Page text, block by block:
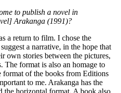
to publish a novel in
Arakanga (1991)?
a return to film. I chose the
a narrative, in the hope that
own stories between the pictures,
The format is also an homage to
of the books from Editions
to me. Arakanga has the
the horizontal format. A book also